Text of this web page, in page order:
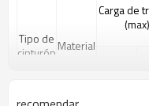
Tipo de
cinturónMaterial
Carga de
(max)